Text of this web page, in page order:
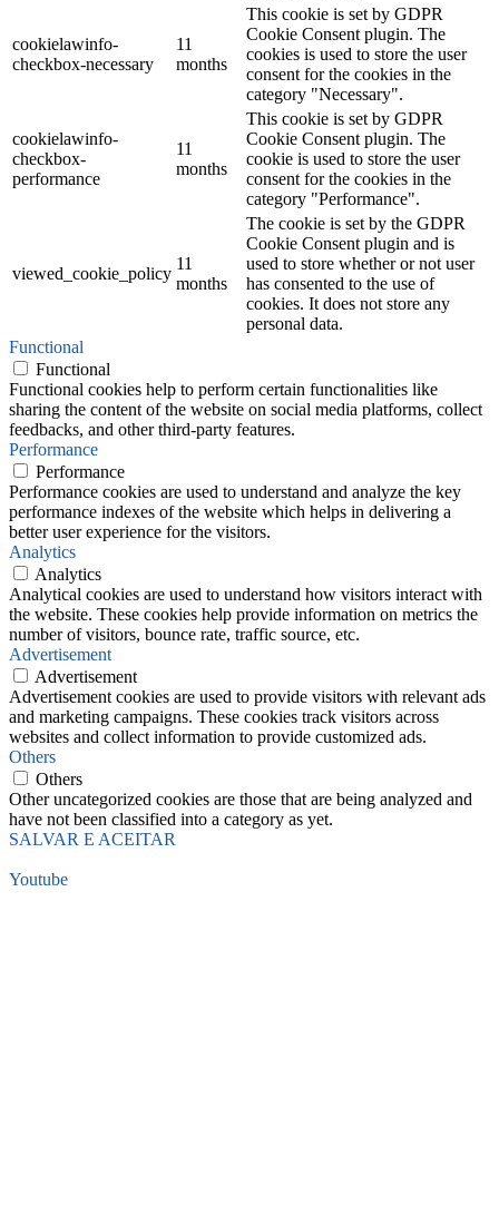
cookielawinfo-
checkbox-necessary
11
months
This cookie is set by GDPR
Cookie Consent plugin. The
cookies is used to store the user
consent for the cookies in the
category "Necessary".
cookielawinfo-
checkbox-
performance
11
months
This cookie is set by GDPR
Cookie Consent plugin. The
cookie is used to store the user
consent for the cookies in the
category "Performance".
viewed_cookie_policy
11
months
The cookie is set by the GDPR
Cookie Consent plugin and is
used to store whether or not user
has consented to the use of
cookies. It does not store any
personal data.
Functional
Functional
Functional cookies help to perform certain functionalities like
sharing the content of the website on social media platforms, collect
feedbacks, and other third-party features.
Performance
Performance
Performance cookies are used to understand and analyze the key
performance indexes of the website which helps in delivering a
better user experience for the visitors.
Analytics
Analytics
Analytical cookies are used to understand how visitors interact with
the website. These cookies help provide information on metrics the
number of visitors, bounce rate, traffic source, etc.
Advertisement
Advertisement
Advertisement cookies are used to provide visitors with relevant ads
and marketing campaigns. These cookies track visitors across
websites and collect information to provide customized ads.
Others
Others
Other uncategorized cookies are those that are being analyzed and
have not been classified into a category as yet.
SALVAR E ACEITAR
Youtube